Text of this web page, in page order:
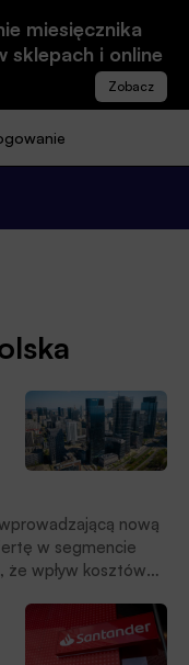
miesięcznika
sklepach i online
nową
w segmencie
że wpływ kosztów
(27.04.2026)